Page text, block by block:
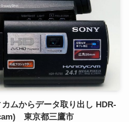
ムからデータ取り出し HDR-
東京都三鷹市